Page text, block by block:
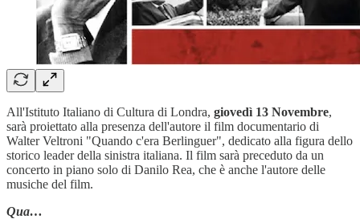
All'Istituto Italiano di Cultura di Londra, giovedì 13 Novembre,
sarà proiettato alla presenza dell'autore il film documentario di
Walter Veltroni "Quando c'era Berlinguer", dedicato alla figura dello
storico leader della sinistra italiana. Il film sarà preceduto da un
concerto in piano solo di Danilo Rea, che è anche l'autore delle
musiche del film.
Qua…